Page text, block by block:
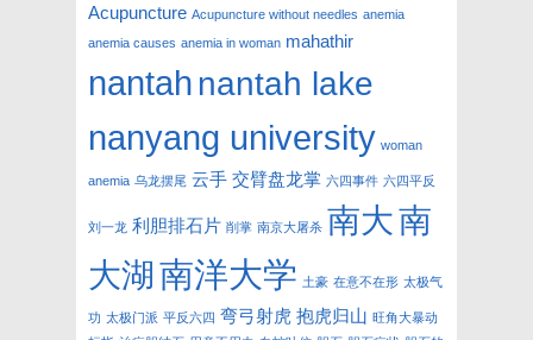
Acupuncture Acupuncture without needles anemia
anemia causes anemia in woman mahathir
nantahnantah lake
nanyang university woman
anemia 乌龙摆尾 云手 交臂盘龙掌 六四事件 六四平反
刘一龙 利胆排石片 削掌 南京大屠杀 南大南
大湖南洋大学 土豪 在意不在形 太极气
功 太极门派 平反六四 弯弓射虎 抱虎归山 旺角大暴动